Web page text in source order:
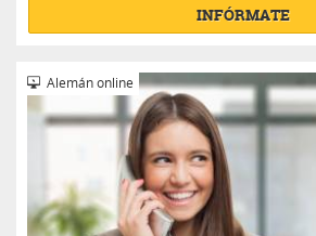
INFÓRMATE
Alemán online